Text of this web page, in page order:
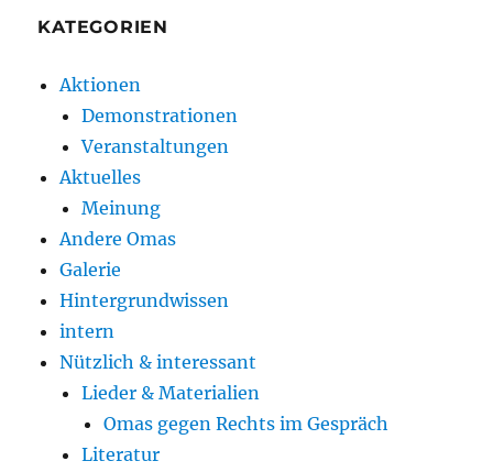
KATEGORIEN
Aktionen
Demonstrationen
Veranstaltungen
Aktuelles
Meinung
Andere Omas
Galerie
Hintergrundwissen
intern
Nützlich & interessant
Lieder & Materialien
Omas gegen Rechts im Gespräch
Literatur